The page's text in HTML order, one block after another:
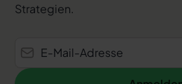
Strategien.